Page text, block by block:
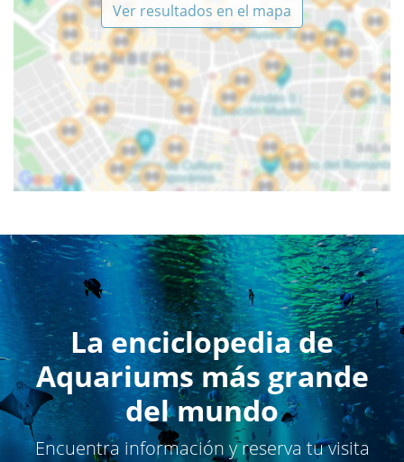
Ver resultados en el mapa
La enciclopedia de
Aquariums más grande
del mundo
Encuentra información y reserva tu visita